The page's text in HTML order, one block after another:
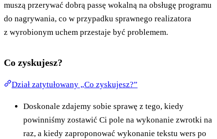
muszą przerywać dobrą passę wokalną na obsługę programu
do nagrywania, co w przypadku sprawnego realizatora
z wyrobionym uchem przestaje być problemem.
Co zyskujesz?
Dział zatytułowany „Co zyskujesz?”
Doskonale zdajemy sobie sprawę z tego, kiedy
powinniśmy zostawić Ci pole na wykonanie zwrotki na
raz, a kiedy zaproponować wykonanie tekstu wers po